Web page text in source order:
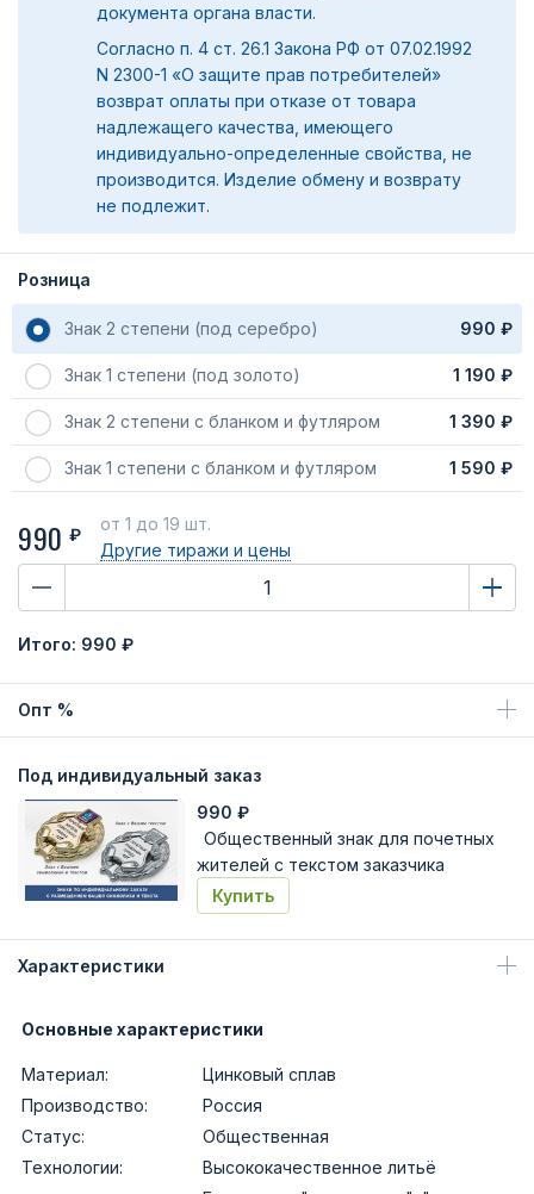
документа органа власти.
Согласно п. 4 ст. 26.1 Закона РФ от 07.02.1992
N 2300-1 «О защите прав потребителей»
возврат оплаты при отказе от товара
надлежащего качества, имеющего
индивидуально-определенные свойства, не
производится. Изделие обмену и возврату
не подлежит.
Розница
Знак 2 степени (под серебро) 990 ₽
Знак 1 степени (под золото) 1 190 ₽
Знак 2 степени с бланком и футляром 1 390 ₽
Знак 1 степени с бланком и футляром 1 590 ₽
990 ₽
от 1 до 19 шт.
Другие тиражии цены
Итого: 990 ₽
Опт %
Под индивидуальный заказ
990 ₽
Общественный знак для почетных
жителей с текстом заказчика
Купить
Характеристики
Основные характеристики
Материал:
Цинковый сплав
Производство:
Россия
Статус:
Общественная
Технологии:
Высококачественное литьё